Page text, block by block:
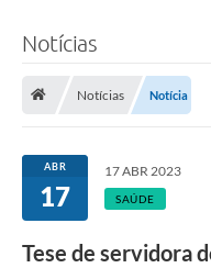
Notícias
Notícias Notícia
ABR
17
17 ABR 2023
SAÚDE
Tese de servidora